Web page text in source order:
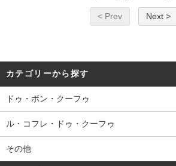
< Prev Next >
カテゴリーから探す
ドゥ・ボン・クーフゥ
ル・コフレ・ドゥ・クーフゥ
その他